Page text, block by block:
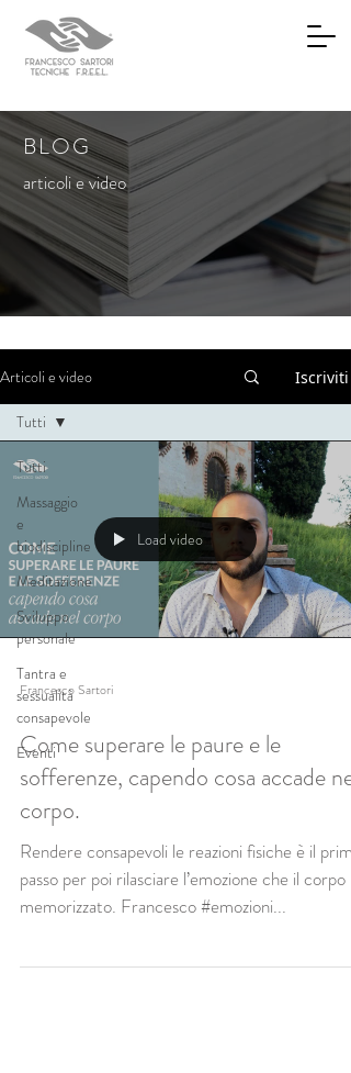
BLOG
articoli e video
Articoli e video Iscriviti
Tutti
Massaggio
e
biodiscipline
Meditazione
Sviluppo
personale
Tantra e
sessualità
consapevole
Eventi
Tutti
Load video
Francesco Sartori
Come superare le paure e le
sofferenze, capendo cosa accade nel
corpo.
Rendere consapevoli le reazioni fisiche è il primo
passo per poi rilasciare l’emozione che il corpo
memorizzato. Francesco #emozioni...